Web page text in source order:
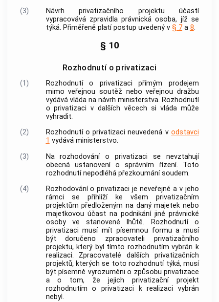
(3)
Návrh privatizačního projektu účastí
vypracovává zpravidla právnická osoba, jíž se
týká. Přiměřeně platí postup uvedený v § 7a 8.
§ 10
Rozhodnutí o privatizaci
(1)
Rozhodnutí o privatizaci přímým prodejem
mimo veřejnou soutěž nebo veřejnou dražbu
vydává vláda na návrh ministerstva. Rozhodnutí
o privatizaci v dalších věcech si vláda může
vyhradit.
(2)
Rozhodnutí o privatizaci neuvedená v odstavci
1 vydává ministerstvo.
(3)
Na rozhodování o privatizaci se nevztahují
obecná ustanovení o správním řízení. Toto
rozhodnutí nepodléhá přezkoumání soudem.
(4)
Rozhodování o privatizaci je neveřejné a v jeho
rámci se přihlíží ke všem privatizačním
projektům předloženým na daný majetek nebo
majetkovou účast na podnikání jiné právnické
osoby ve stanovené lhůtě. Rozhodnutí o
privatizaci musí mít písemnou formu a musí
být doručeno zpracovateli privatizačního
projektu, který byl tímto rozhodnutím vybrán k
realizaci. Zpracovatelé dalších privatizačních
projektů, kterých se toto rozhodnutí týká, musí
být písemně vyrozuměni o způsobu privatizace
a o tom, že jejich privatizační projekt
rozhodnutím o privatizaci k realizaci vybrán
nebyl.